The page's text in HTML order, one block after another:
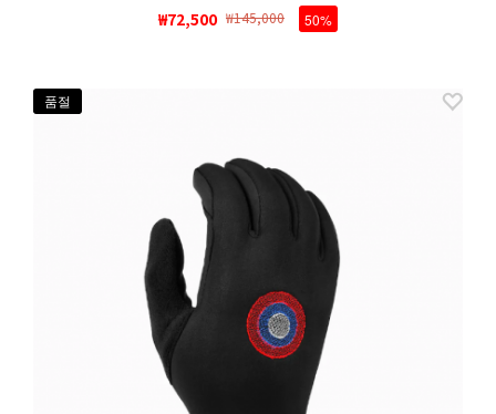
₩72,500 ₩145,000 50%
품절